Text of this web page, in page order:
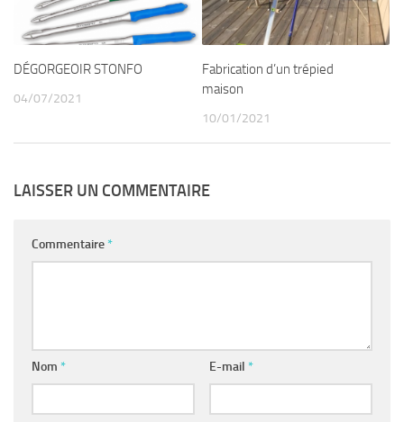
DÉGORGEOIR STONFO
04/07/2021
Fabrication d’un trépied
maison
10/01/2021
LAISSER UN COMMENTAIRE
Commentaire *
Nom * E-mail *